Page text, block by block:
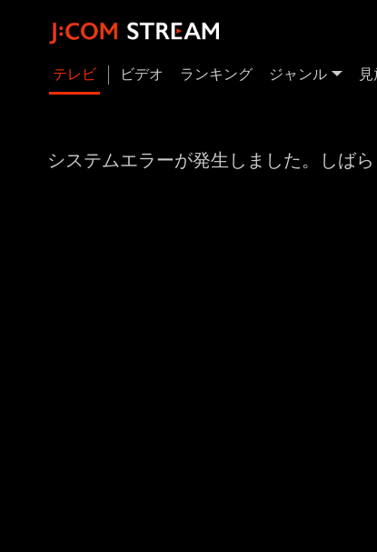
テレビ ビデオ ランキング ジャンル
システムエラーが発生しました。しば